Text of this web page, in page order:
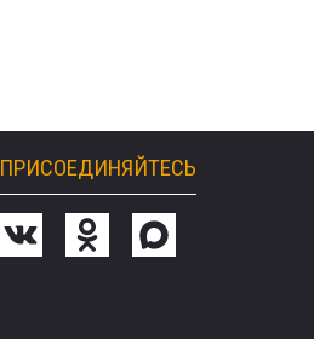
ПРИСОЕДИНЯЙТЕСЬ